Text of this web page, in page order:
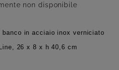
non disponibile
in acciaio inox verniciato
26 x 8 x h 40,6 cm